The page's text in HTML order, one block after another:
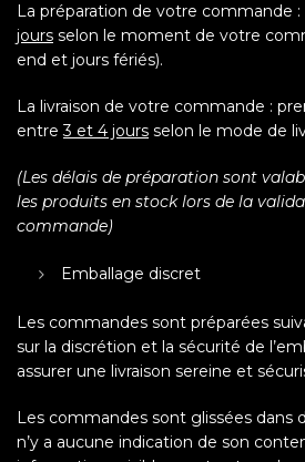
La préparation de votre commande
jours selon le moment de votre
end et jours fériés).
La livraison de votre commande :
entre3 et 4 jours selon le mode de
(Les délais de préparation sont
les produits en stock lors de la
commande)
Emballage discret
Les commandes sont préparées
sur la discrétion et la sécurité de
assurer une livraison sereine et
Les commandes sont glissées dans
n’y a aucune indication de son